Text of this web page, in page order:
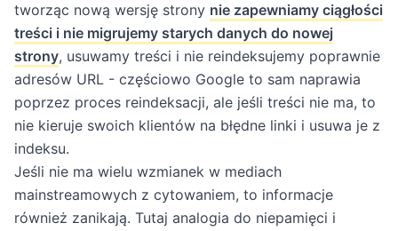
tworząc nową wersję strony nie zapewniamy ciągłości
treści i nie migrujemy starych danych do nowej
strony, usuwamy treści i nie reindeksujemy poprawnie
adresów URL - częściowo Google to sam naprawia
poprzez proces reindeksacji, ale jeśli treści nie ma, to
nie kieruje swoich klientów na błędne linki i usuwa je z
indeksu.
Jeśli nie ma wielu wzmianek w mediach
mainstreamowych z cytowaniem, to informacje
również zanikają. Tutaj analogia do niepamięci i